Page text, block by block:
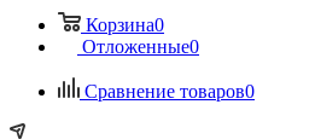
Корзина0
Отложенные0
Сравнение товаров0